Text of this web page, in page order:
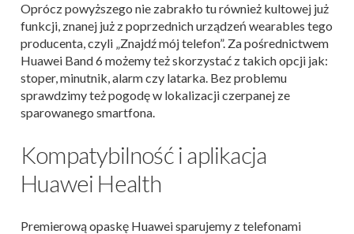
Oprócz powyższego nie zabrakło tu również kultowej już
funkcji, znanej już z poprzednich urządzeń wearables tego
producenta, czyli „Znajdź mój telefon”. Za pośrednictwem
Huawei Band 6 możemy też skorzystać z takich opcji jak:
stoper, minutnik, alarm czy latarka. Bez problemu
sprawdzimy też pogodę w lokalizacji czerpanej ze
sparowanego smartfona.
Kompatybilność i aplikacja
Huawei Health
Premierową opaskę Huawei sparujemy z telefonami